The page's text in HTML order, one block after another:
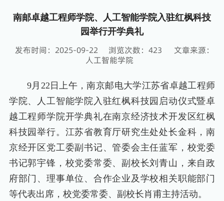
南邮卓越工程师学院、人工智能学院入驻红枫科技
园举行开学典礼
发布时间：2025-09-22 浏览次数： 423
文章来源：
人工智能学院
9月22日上午，南京邮电大学江苏省卓越工程师
学院、人工智能学院入驻红枫科技园启动仪式暨卓
越工程师学院开学典礼在南京经济技术开发区红枫
科技园举行。江苏省教育厅研究生处处长金科，南
京经开区党工委副书记、管委会主任蓝军，校党委
书记郭宇锋，校党委常委、副校长刘青山，来自政
府部门、理事单位、合作企业及学校相关职能部门
等代表出席，校党委常委、副校长肖甫主持活动。